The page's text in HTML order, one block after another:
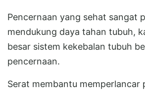
Pencernaan yang sehat sangat
mendukung daya tahan tubuh,
besar sistem kekebalan tubuh
pencernaan.
Serat membantu memperlancar